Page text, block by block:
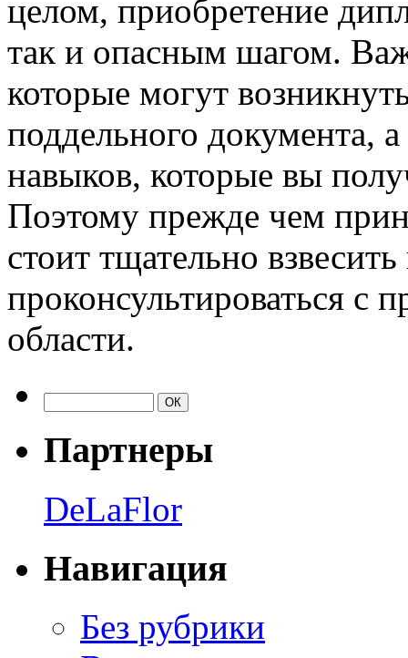
целом, приобретение
так и опасным шагом.
которые могут
поддельного документа,
навыков, которые вы
Поэтому прежде чем
стоит тщательно
проконсультироваться с
области.
Партнеры
DeLaFlor
Навигация
Без рубрики